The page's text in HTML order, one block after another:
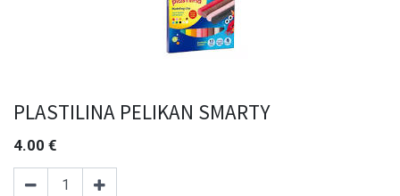
PLASTILINA PELIKAN SMARTY
4.00 €